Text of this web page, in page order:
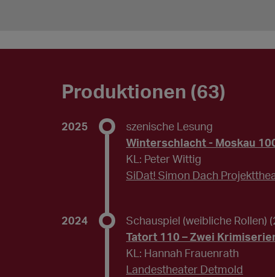
Produktionen (63)
2025
szenische Lesung
Winterschlacht - Moskau
KL: Peter Wittig
SiDat! Simon Dach
2024 Schauspiel (weibliche Rollen)
Tatort 110 – Zwei
KL: Hannah Frauenrath
Landestheater Detmold